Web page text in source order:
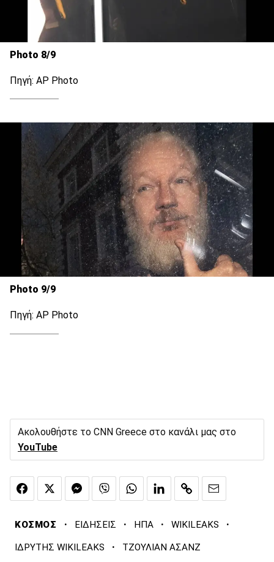
Photo 8/9
Πηγή: AP Photo
Photo 9/9
Πηγή: AP Photo
Ακολουθήστε το CNN Greece στο κανάλι μας στο
YouTube
ΚΟΣΜΟΣ · ΕΙΔΗΣΕΙΣ · ΗΠΑ · WIKILEAKS ·
ΙΔΡΥΤΗΣ WIKILEAKS · ΤΖΟΥΛΙΑΝ ΑΣΑΝΖ